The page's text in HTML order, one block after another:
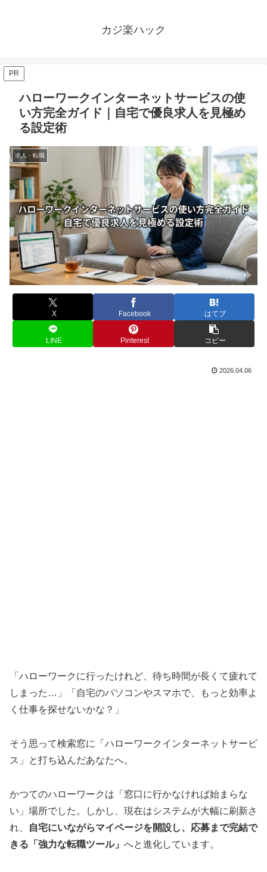
カジ楽ハック
PR
ハローワークインターネットサービスの使
い方完全ガイド｜自宅で優良求人を見極め
る設定術
求人・転職
X Facebook はてブ
LINE Pinterest コピー
2026.04.06
「ハローワークに行ったけれど、待ち時間が長くて疲れて
しまった…」「自宅のパソコンやスマホで、もっと効率よ
く仕事を探せないかな？」
そう思って検索窓に「ハローワークインターネットサービ
ス」と打ち込んだあなたへ。
かつてのハローワークは「窓口に行かなければ始まらな
い」場所でした。しかし、現在はシステムが大幅に刷新さ
れ、
自宅にいながらマイページを開設し、応募まで完結で
きる「強力な転職ツール」 へと進化しています。